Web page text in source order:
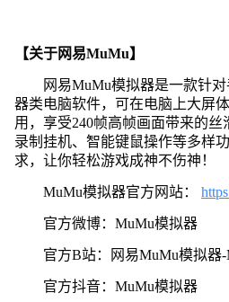
【关于网易MuMu】
网易MuMu模拟器是一款针
器类电脑软件，可在电脑上大屏
用，享受240帧高帧画面带来的
录制挂机、智能键鼠操作等多样
求，让你轻松游戏成神不伤神！
MuMu模拟器官方网站：
官方微博：MuMu模拟器
官方B站：网易MuMu模拟器-
官方抖音：MuMu模拟器